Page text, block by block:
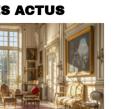
ACTUS